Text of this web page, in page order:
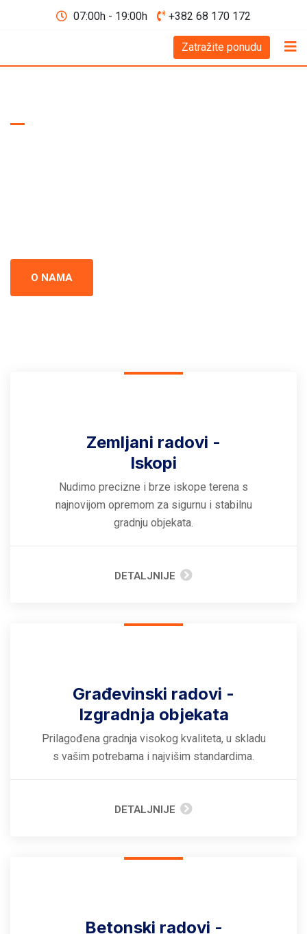
07:00h - 19:00h +382 68 170 172
Zatražite ponudu
O NAMA
Zemljani radovi -
Iskopi
Nudimo precizne i brze iskope terena s
najnovijom opremom za sigurnu i stabilnu
gradnju objekata.
DETALJNIJE
Građevinski radovi -
Izgradnja objekata
Prilagođena gradnja visokog kvaliteta, u skladu
s vašim potrebama i najvišim standardima.
DETALJNIJE
Betonski radovi -